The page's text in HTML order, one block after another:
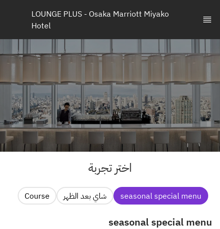
LOUNGE PLUS - Osaka Marriott Miyako
Hotel
اختر تجربة
seasonal special menu شاي بعد الظهر Course
seasonal special menu